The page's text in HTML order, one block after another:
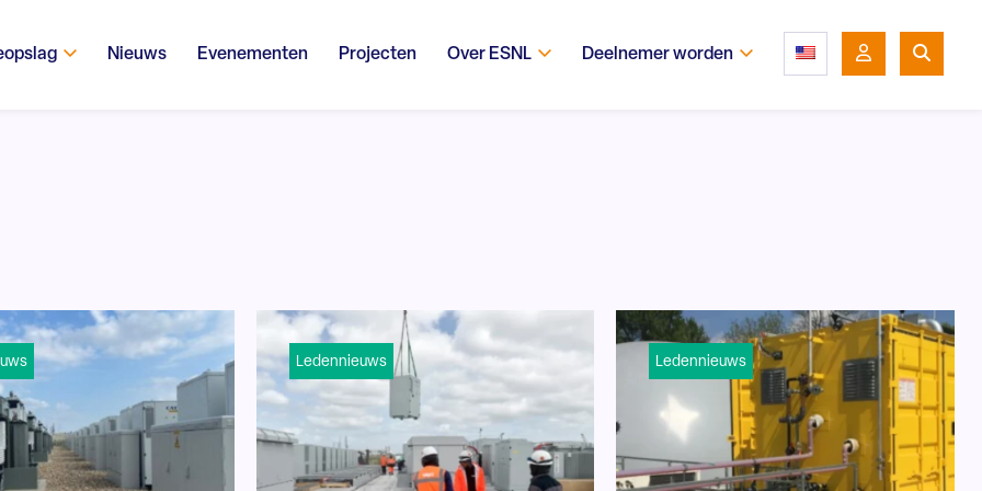
Nieuws Evenementen Projecten Over ESNL Deelnemer worden
Ledennieuws Ledennieuws